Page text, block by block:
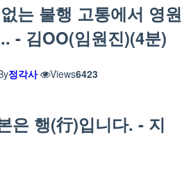
는 불행 고통에서 영원
- 김OO(임원진)(4분)
정각사 Views6423
은 행(行)입니다. - 지